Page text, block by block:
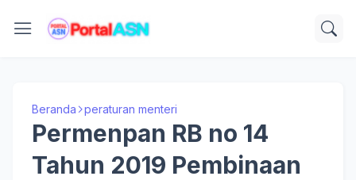
Beranda peraturan menteri
Permenpan RB no 14
Tahun 2019 Pembinaan